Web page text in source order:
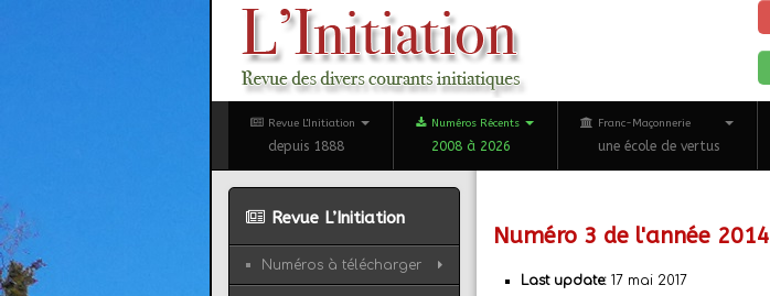
Revue L'Initiation
depuis 1888
Numéros Récents
2008 à 2026
Franc-Maçonnerie
une école de vertus
Numéro 3 de l'année 2014
Last update: 17 mai 2017
Revue L’Initiation
Numéros à télécharger